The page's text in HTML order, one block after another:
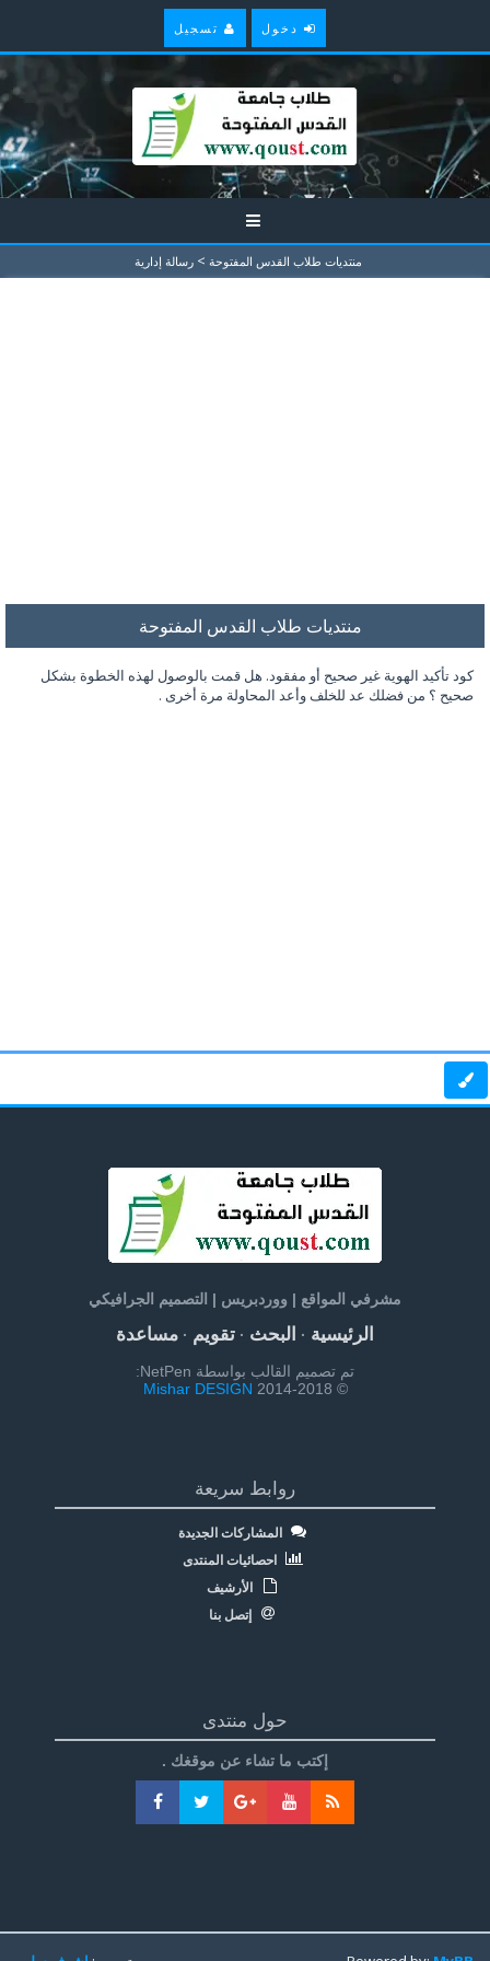
دخول تسجيل
منتديات طلاب القدس المفتوحة > رسالة إدارية
منتديات طلاب القدس المفتوحة
كود تأكيد الهوية غير صحيح أو مفقود. هل قمت بالوصول لهذه الخطوة بشكل
صحيح ؟ من فضلك عد للخلف وأعد المحاولة مرة أخرى .
مشرفي المواقع | ووردبريس | التصميم الجرافيكي
الرئيسية· البحث· تقويم· مساعدة
تم تصميم القالب بواسطة NetPen:
© 2014-2018
Mishar DESIGN
روابط سريعة
المشاركات الجديدة
احصائيات المنتدى
الأرشيف
إتصل بنا
حول منتدى
إكتب ما تشاء عن موقغك .